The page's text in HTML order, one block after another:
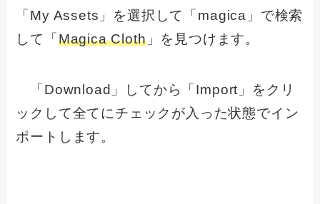
「My Assets」を選択して「magica」で検索
して「 Magica Cloth」を見つけます。
「Download」してから「Import」をクリ
ックして全てにチェックが入った状態でイン
ポートします。